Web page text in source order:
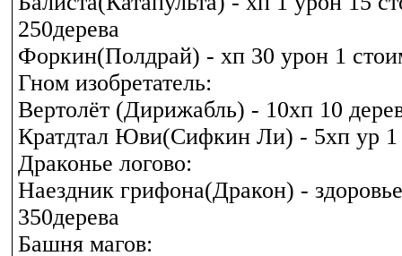
250дерева
Форкин(Полдрай) - хп 30 урон 1
Гном изобретатель:
Вертолёт (Дирижабль) - 10хп 10
Кратдтал Юви(Сифкин Ли) - 5хп ур 1
Драконье логово:
Наездник грифона(Дракон) -
350дерева
Башня магов: